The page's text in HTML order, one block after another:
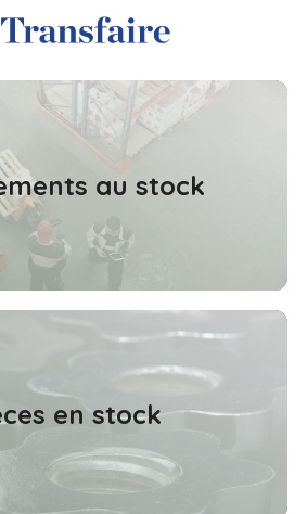
au stock
en stock